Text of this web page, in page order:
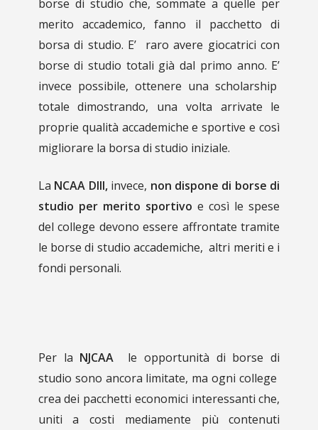
borse di studio che, sommate a quelle per
merito accademico, fanno il pacchetto di
borsa di studio. E’ raro avere giocatrici con
borse di studio totali già dal primo anno. E’
invece possibile, ottenere una scholarship
totale dimostrando, una volta arrivate le
proprie qualità accademiche e sportive e così
migliorare la borsa di studio iniziale.
La NCAA DIII,invece, non dispone di borse di
studio per merito sportivo e così le spese
del college devono essere affrontate tramite
le borse di studio accademiche, altri meriti e i
fondi personali.
Per la NJCAA le opportunità di borse di
studio sono ancora limitate, ma ogni college
crea dei pacchetti economici interessanti che,
uniti a costi mediamente più contenuti